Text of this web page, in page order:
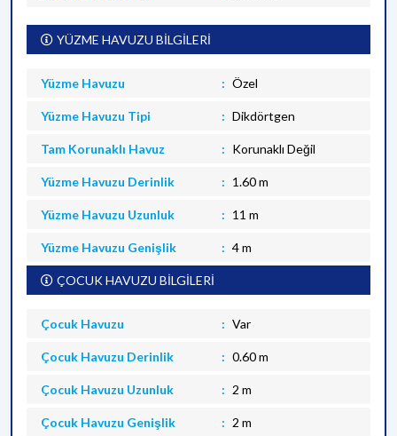
YÜZME HAVUZU BİLGİLERİ
Yüzme Havuzu Özel
Yüzme Havuzu Tipi Dikdörtgen
Tam Korunaklı Havuz Korunaklı Değil
Yüzme Havuzu Derinlik 1.60 m
Yüzme Havuzu Uzunluk 11 m
Yüzme Havuzu Genişlik 4 m
ÇOCUK HAVUZU BİLGİLERİ
Çocuk Havuzu Var
Çocuk Havuzu Derinlik 0.60 m
Çocuk Havuzu Uzunluk 2 m
Çocuk Havuzu Genişlik 2 m